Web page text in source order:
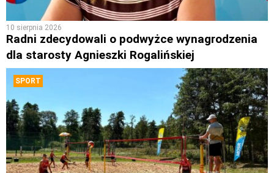
10 sierpnia 2026
Radni zdecydowali o podwyżce wynagrodzenia
dla starosty Agnieszki Rogalińskiej
SPORT